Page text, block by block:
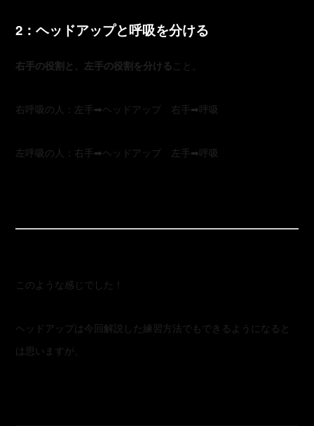
2：ヘッドアップと呼吸を分ける
右手の役割と、左手の役割を分ける こと。
右呼吸の人：左手➡︎ヘッドアップ 右手➡︎呼吸
左呼吸の人：右手➡︎ヘッドアップ 左手➡︎呼吸
このような感じでした！
ヘッドアップは今回解説した練習方法でもできるようになると
は思いますが、